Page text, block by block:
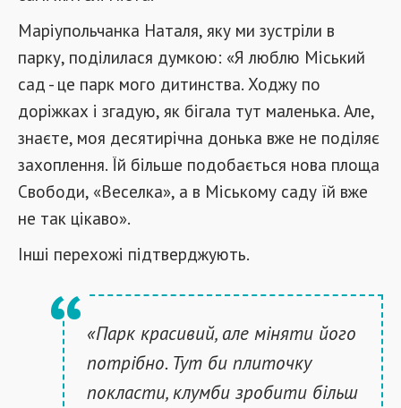
Маріупольчанка Наталя, яку ми зустріли в
парку, поділилася думкою: «Я люблю Міський
сад - це парк мого дитинства. Ходжу по
доріжках і згадую, як бігала тут маленька. Але,
знаєте, моя десятирічна донька вже не поділяє
захоплення. Їй більше подобається нова площа
Свободи, «Веселка», а в Міському саду їй вже
не так цікаво».
Інші перехожі підтверджують.
«Парк красивий, але міняти його
потрібно. Тут би плиточку
покласти, клумби зробити більш